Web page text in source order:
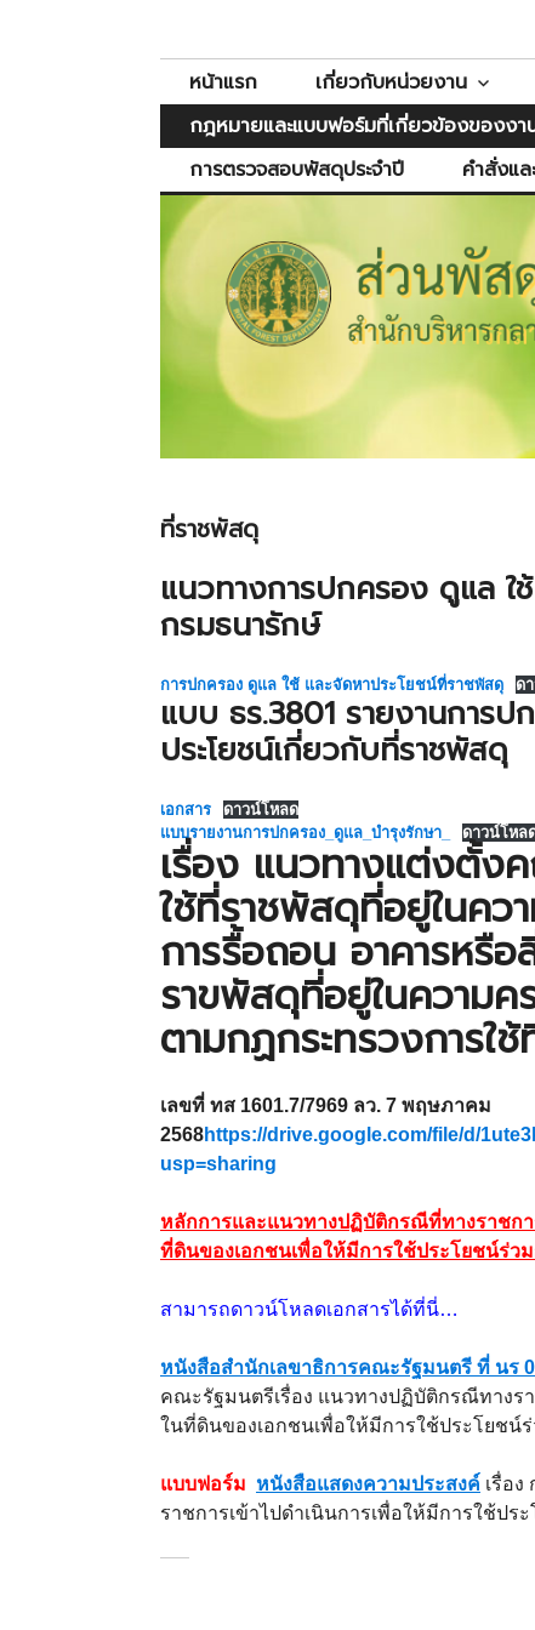
content
ส่วนพัสดุ
หน้าแรก เกี่ยวกับหน่วยงาน
กฎหมายและแบบฟอร์มที่เกี่ยวข้องของง
การตรวจสอบพัสดุประจำปี
คำสั่งแล
ที่ราชพัสดุ
แนวทางการปกครอง ดูแล ใ
กรมธนารักษ์
การปกครอง ดูแล ใช้ และจัดหาประโยชน์ที่ราชพัสดุ ด
แบบ ธร.3801 รายงานการ
ประโยชน์เกี่ยวกับที่ราชพัสดุ
เอกสาร
ดาวน์โหลด
แบบรายงานการปกครอง_ดูแล_บำรุงรักษา_
ดาวน์โหล
เรื่อง แนวทางแต่งตั้ง
ใช้ที่ราชพัสดุที่อยู่ในคว
การรื้อถอน อาคารหรื
ราขพัสดุที่อยู่ในความค
ตามกฏกระทรวงการใ
เลขที่ ทส 1601.7/7969 ลว. 7 พฤษภาคม
2568https://drive.google.com/file/d/
usp=sharing
หลักการและแนวทางปฏิบัติกรณีที่ทางราชก
ที่ดินของเอกชนเพื่อให้มีการใช้ประโยชน์ร่ว
สามารถดาวน์โหลดเอกสารได้ที่นี่…
หนังสือสำนักเลขาธิการคณะรัฐมนตรี ที่ นร
คณะรัฐมนตรีเรื่อง แนวทางปฏิบัติกรณีทางร
ในที่ดินของเอกชนเพื่อให้มีการใช้ประโยชน์
แบบฟอร์ม หนังสือแสดงความประสงค์ เรื่อ
ราชการเข้าไปดำเนินการเพื่อให้มีการใช้ปร